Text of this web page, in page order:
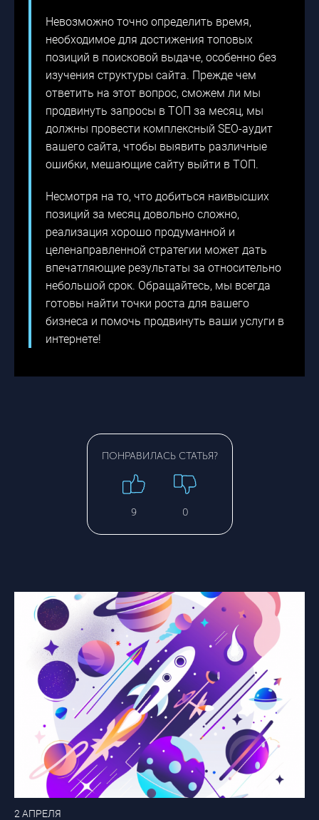
Невозможно точно определить время,
необходимое для достижения топовых
позиций в поисковой выдаче, особенно без
изучения структуры сайта. Прежде чем
ответить на этот вопрос, сможем ли мы
продвинуть запросы в ТОП за месяц, мы
должны провести комплексный SEO-аудит
вашего сайта, чтобы выявить различные
ошибки, мешающие сайту выйти в ТОП.
Несмотря на то, что добиться наивысших
позиций за месяц довольно сложно,
реализация хорошо продуманной и
целенаправленной стратегии может дать
впечатляющие результаты за относительно
небольшой срок. Обращайтесь, мы всегда
готовы найти точки роста для вашего
бизнеса и помочь продвинуть ваши услуги в
интернете!
ПОНРАВИЛАСЬ СТАТЬЯ?
9 0
2 АПРЕЛЯ